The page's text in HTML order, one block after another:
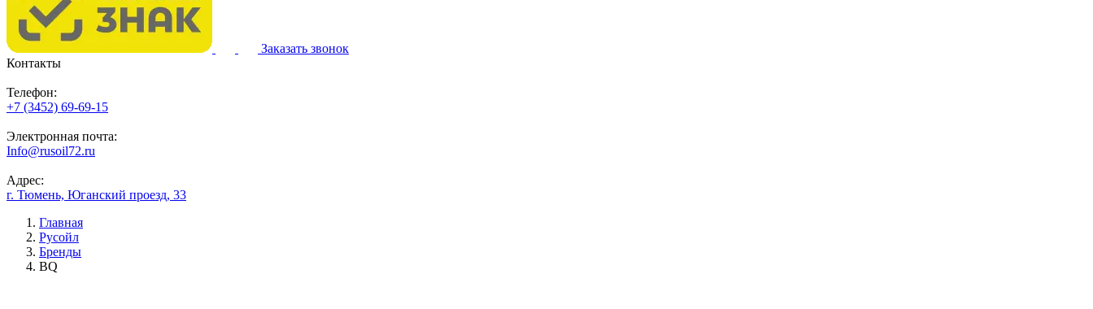
Заказать звонок
Контакты
Телефон:
+7 (3452) 69-69-15
Электронная почта:
Info@rusoil72.ru
Адрес:
г. Тюмень, Юганский проезд, 33
Главная
Русойл
Бренды
BQ